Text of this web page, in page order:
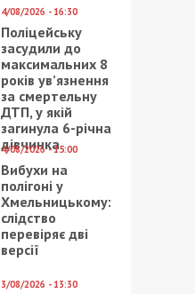
4/08/2026 - 16:30
Поліцейську
засудили до
максимальних 8
років ув’язнення
за смертельну
ДТП, у якій
загинула 6-річна
дівчинка
4/08/2026 - 15:00
Вибухи на
полігоні у
Хмельницькому:
слідство
перевіряє дві
версії
3/08/2026 - 13:30